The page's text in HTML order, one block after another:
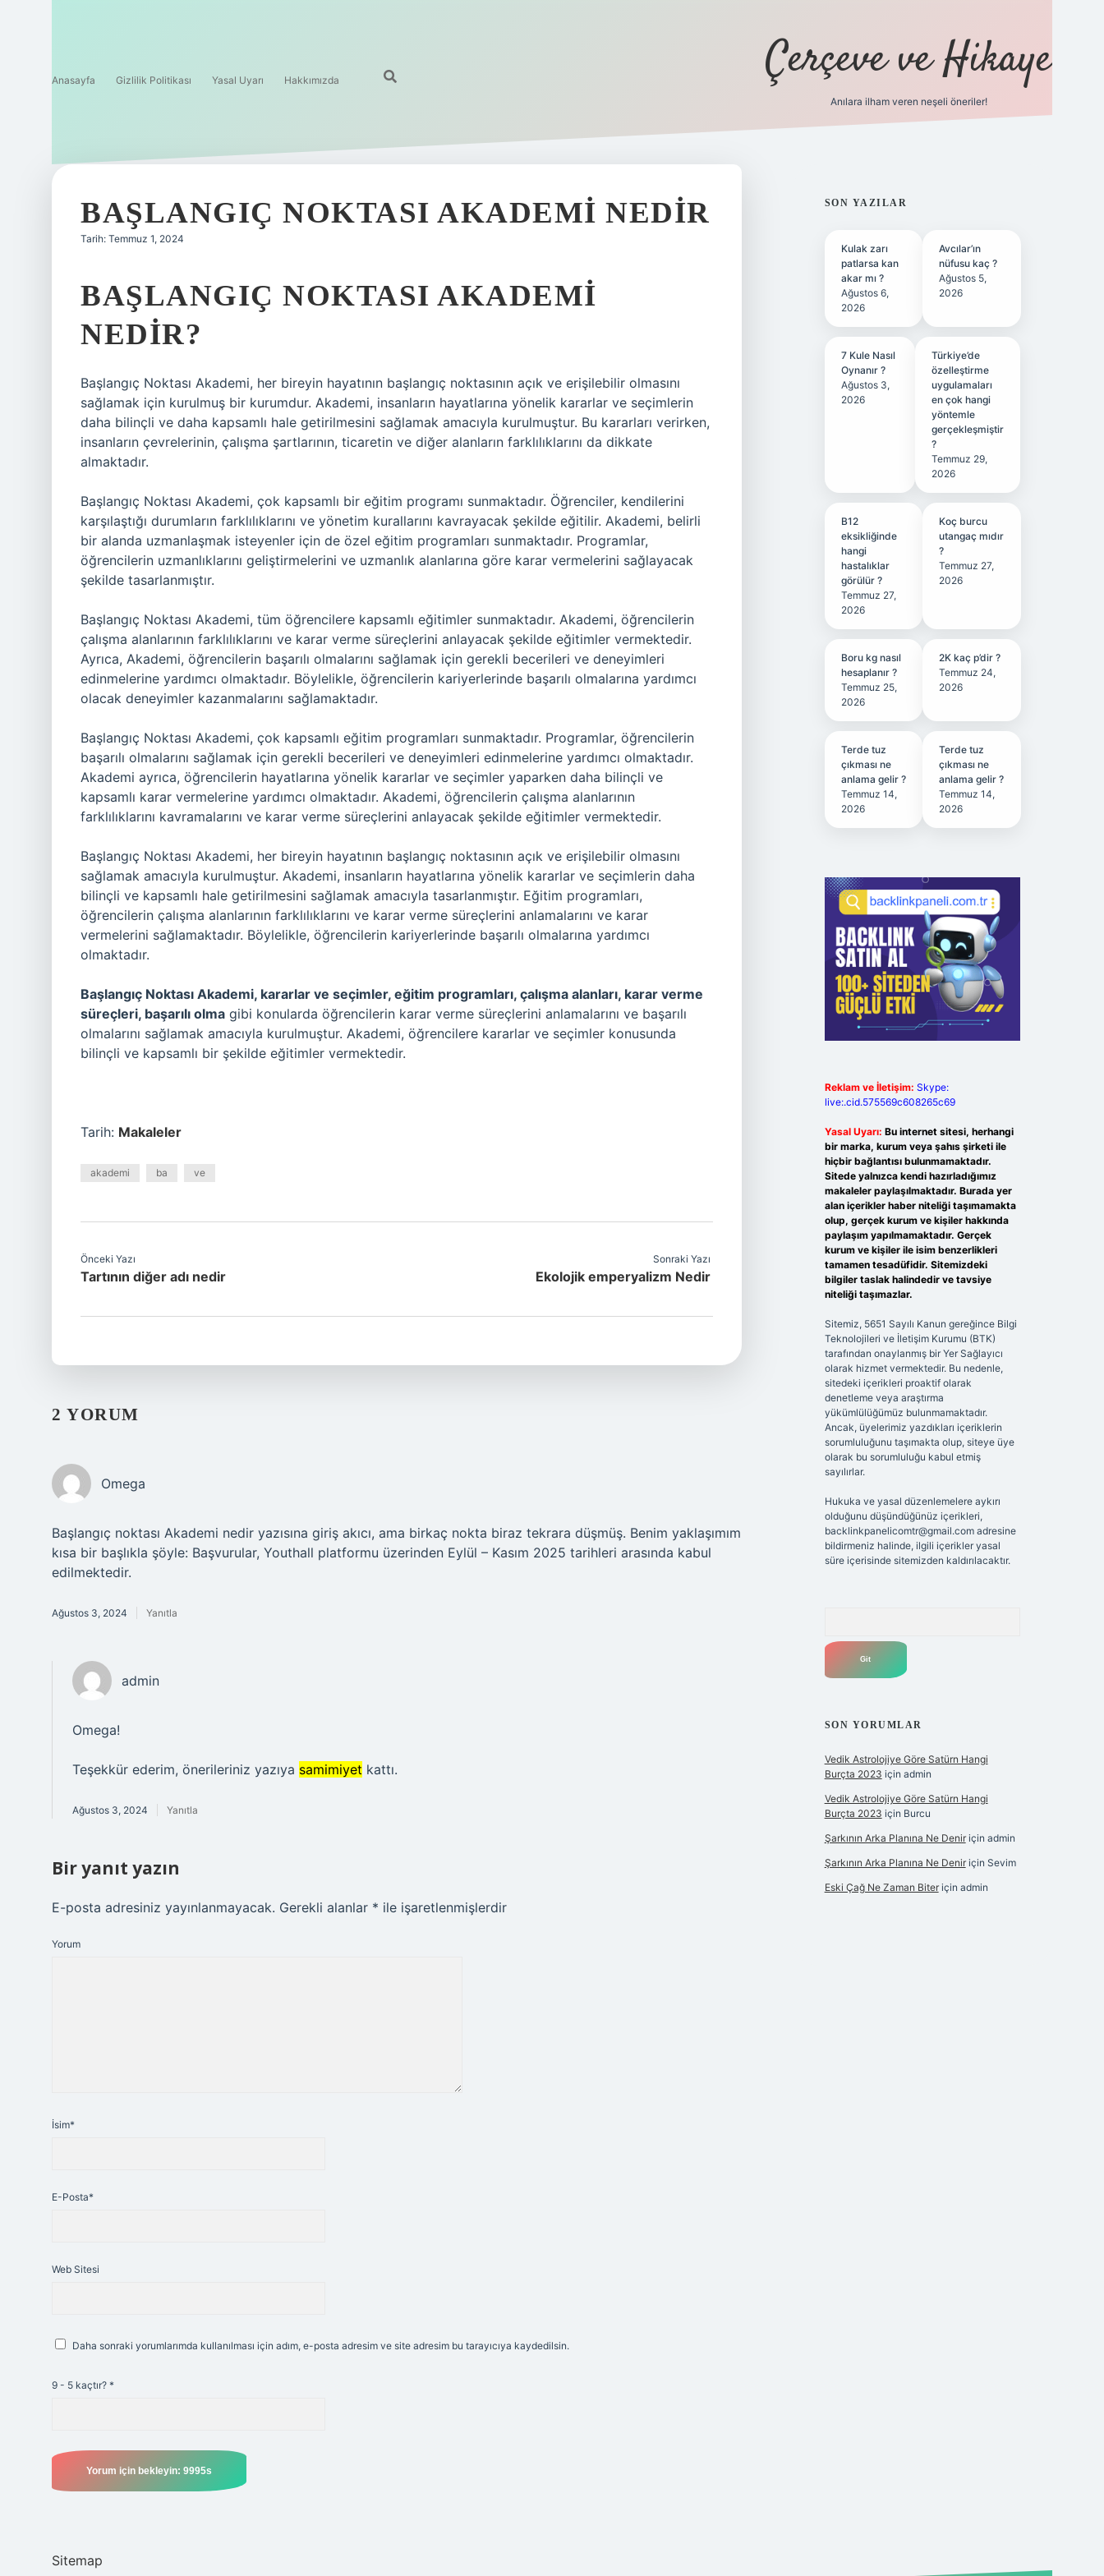
Anasayfa Gizlilik Politikası Yasal Uyarı Hakkımızda Çerçeve ve Hikaye
Anılara ilham veren neşeli öneriler!
BAŞLANGIÇ NOKTASI AKADEMI NEDIR
Tarih: Temmuz 1, 2024
BAŞLANGIÇ NOKTASI AKADEMI
NEDIR?
Başlangıç Noktası Akademi, her bireyin hayatının başlangıç noktasının açık ve erişilebilir olmasını
sağlamak için kurulmuş bir kurumdur. Akademi, insanların hayatlarına yönelik kararlar ve seçimlerin
daha bilinçli ve daha kapsamlı hale getirilmesini sağlamak amacıyla kurulmuştur. Bu kararları verirken,
insanların çevrelerinin, çalışma şartlarının, ticaretin ve diğer alanların farklılıklarını da dikkate
almaktadır.
Başlangıç Noktası Akademi, çok kapsamlı bir eğitim programı sunmaktadır. Öğrenciler, kendilerini
karşılaştığı durumların farklılıklarını ve yönetim kurallarını kavrayacak şekilde eğitilir. Akademi, belirli
bir alanda uzmanlaşmak isteyenler için de özel eğitim programları sunmaktadır. Programlar,
öğrencilerin uzmanlıklarını geliştirmelerini ve uzmanlık alanlarına göre karar vermelerini sağlayacak
şekilde tasarlanmıştır.
Başlangıç Noktası Akademi, tüm öğrencilere kapsamlı eğitimler sunmaktadır. Akademi, öğrencilerin
çalışma alanlarının farklılıklarını ve karar verme süreçlerini anlayacak şekilde eğitimler vermektedir.
Ayrıca, Akademi, öğrencilerin başarılı olmalarını sağlamak için gerekli becerileri ve deneyimleri
edinmelerine yardımcı olmaktadır. Böylelikle, öğrencilerin kariyerlerinde başarılı olmalarına yardımcı
olacak deneyimler kazanmalarını sağlamaktadır.
Başlangıç Noktası Akademi, çok kapsamlı eğitim programları sunmaktadır. Programlar, öğrencilerin
başarılı olmalarını sağlamak için gerekli becerileri ve deneyimleri edinmelerine yardımcı olmaktadır.
Akademi ayrıca, öğrencilerin hayatlarına yönelik kararlar ve seçimler yaparken daha bilinçli ve
kapsamlı karar vermelerine yardımcı olmaktadır. Akademi, öğrencilerin çalışma alanlarının
farklılıklarını kavramalarını ve karar verme süreçlerini anlayacak şekilde eğitimler vermektedir.
Başlangıç Noktası Akademi, her bireyin hayatının başlangıç noktasının açık ve erişilebilir olmasını
sağlamak amacıyla kurulmuştur. Akademi, insanların hayatlarına yönelik kararlar ve seçimlerin daha
bilinçli ve kapsamlı hale getirilmesini sağlamak amacıyla tasarlanmıştır. Eğitim programları,
öğrencilerin çalışma alanlarının farklılıklarını ve karar verme süreçlerini anlamalarını ve karar
vermelerini sağlamaktadır. Böylelikle, öğrencilerin kariyerlerinde başarılı olmalarına yardımcı
olmaktadır.
Başlangıç Noktası Akademi, kararlar ve seçimler, eğitim programları, çalışma alanları, karar verme
süreçleri, başarılı olma gibi konularda öğrencilerin karar verme süreçlerini anlamalarını ve başarılı
olmalarını sağlamak amacıyla kurulmuştur. Akademi, öğrencilere kararlar ve seçimler konusunda
bilinçli ve kapsamlı bir şekilde eğitimler vermektedir.
Tarih: Makaleler
akademi ba ve
Önceki Yazı
Tartının diğer adı nedir
Sonraki Yazı
Ekolojik emperyalizm Nedir
2 YORUM
Omega
Başlangıç noktası Akademi nedir yazısına giriş akıcı, ama birkaç nokta biraz tekrara düşmüş. Benim yaklaşımım
kısa bir başlıkla şöyle: Başvurular, Youthall platformu üzerinden Eylül – Kasım 2025 tarihleri arasında kabul
edilmektedir.
Ağustos 3, 2024 Yanıtla
admin
Omega!
Teşekkür ederim, önerileriniz yazıya samimiyet kattı.
Ağustos 3, 2024 Yanıtla
Bir yanıt yazın
E-posta adresiniz yayınlanmayacak. Gerekli alanlar * ile işaretlenmişlerdir
Yorum
İsim*
E-Posta*
Web Sitesi
Daha sonraki yorumlarımda kullanılması için adım, e-posta adresim ve site adresim bu tarayıcıya kaydedilsin.
9 - 5 kaçtır? *
Sitemap
SIDEBAR
SON YAZILAR
Kulak zarı
patlarsa kan
akar mı ?
Ağustos 6,
2026
Avcılar’ın
nüfusu kaç ?
Ağustos 5,
2026
7 Kule Nasıl
Oynanır ?
Ağustos 3,
2026
Türkiye’de
özelleştirme
uygulamaları
en çok hangi
yöntemle
gerçekleşmiştir
?
Temmuz 29,
2026
B12
eksikliğinde
hangi
hastalıklar
görülür ?
Temmuz 27,
2026
Koç burcu
utangaç mıdır
?
Temmuz 27,
2026
Boru kg nasıl
hesaplanır ?
Temmuz 25,
2026
2K kaç p’dir ?
Temmuz 24,
2026
Terde tuz
çıkması ne
anlama gelir ?
Temmuz 14,
2026
Terde tuz
çıkması ne
anlama gelir ?
Temmuz 14,
2026
Reklam ve İletişim: Skype:
live:.cid.575569c608265c69
Yasal Uyarı: Bu internet sitesi, herhangi
bir marka, kurum veya şahıs şirketi ile
hiçbir bağlantısı bulunmamaktadır.
Sitede yalnızca kendi hazırladığımız
makaleler paylaşılmaktadır. Burada yer
alan içerikler haber niteliği taşımamakta
olup, gerçek kurum ve kişiler hakkında
paylaşım yapılmamaktadır. Gerçek
kurum ve kişiler ile isim benzerlikleri
tamamen tesadüfidir. Sitemizdeki
bilgiler taslak halindedir ve tavsiye
niteliği taşımazlar.
Sitemiz, 5651 Sayılı Kanun gereğince Bilgi
Teknolojileri ve İletişim Kurumu (BTK)
tarafından onaylanmış bir Yer Sağlayıcı
olarak hizmet vermektedir. Bu nedenle,
sitedeki içerikleri proaktif olarak
denetleme veya araştırma
yükümlülüğümüz bulunmamaktadır.
Ancak, üyelerimiz yazdıkları içeriklerin
sorumluluğunu taşımakta olup, siteye üye
olarak bu sorumluluğu kabul etmiş
sayılırlar.
Hukuka ve yasal düzenlemelere aykırı
olduğunu düşündüğünüz içerikleri,
backlinkpanelicomtr@gmail.comadresine
bildirmeniz halinde, ilgili içerikler yasal
süre içerisinde sitemizden kaldırılacaktır.
SON YORUMLAR
Vedik Astrolojiye Göre Satürn Hangi
Burçta 2023 için admin
Vedik Astrolojiye Göre Satürn Hangi
Burçta 2023 için Burcu
Şarkının Arka Planına Ne Deniriçin admin
Şarkının Arka Planına Ne Deniriçin Sevim
Eski Çağ Ne Zaman Biteriçin admin